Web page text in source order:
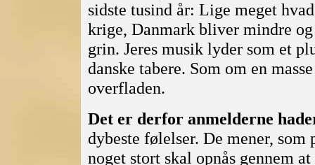
sidste tusind år: Lige meget
krige, Danmark bliver mindre
grin. Jeres musik lyder som et
danske tabere. Som om en
overfladen.
Det er derfor anmelderne
dybeste følelser. De mener,
noget stort skal opnås gennem